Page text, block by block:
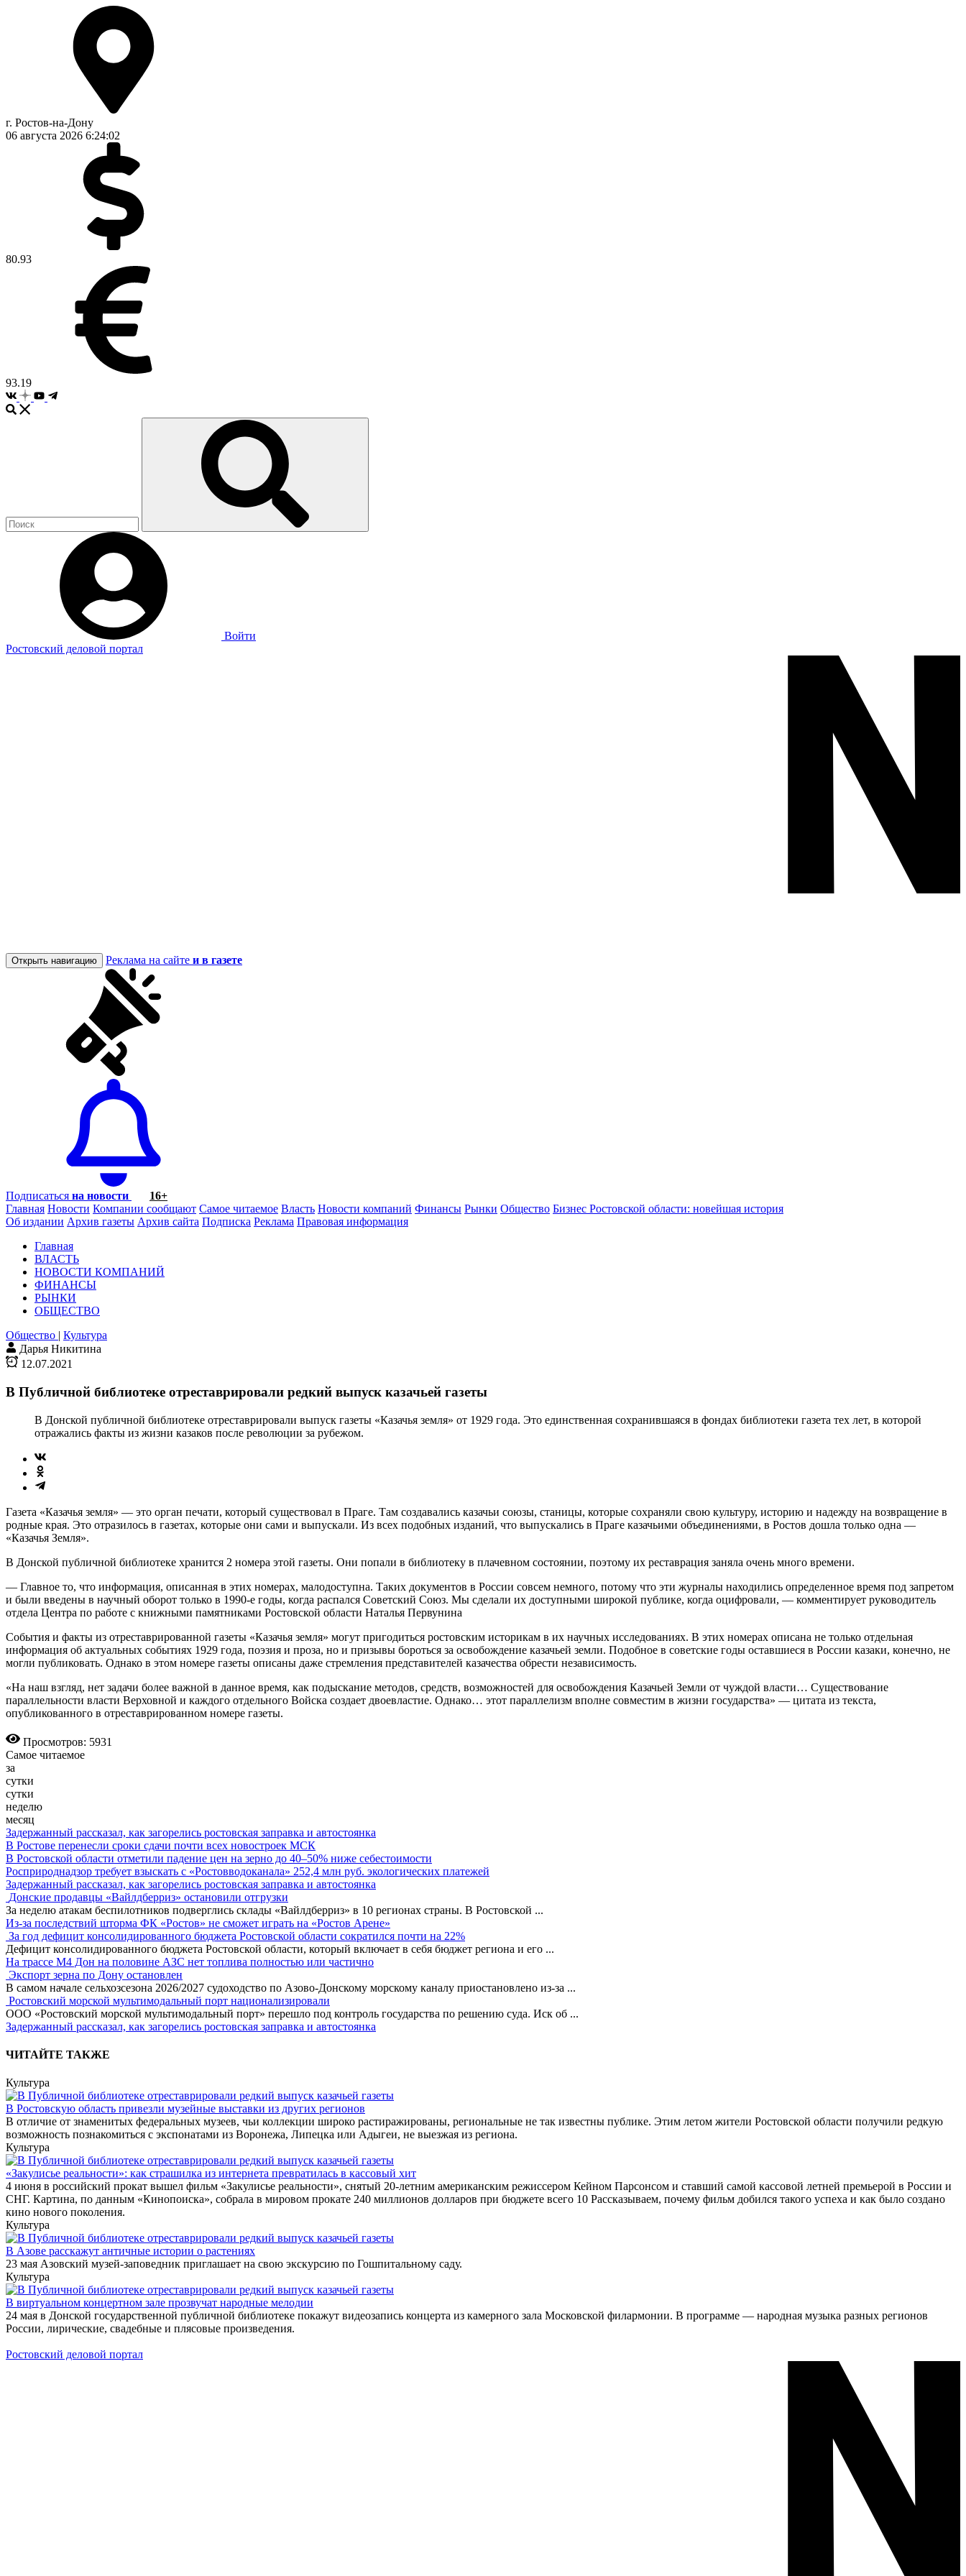
г. Ростов-на-Дону
06 августа 2026 6:24:03
80.93
93.19
Войти
Ростовский деловой портал
Открыть навигацию Реклама на сайте и в газете
Подписаться на новости
16+
Главная Новости Компании сообщают Самое читаемое Власть Новости компаний Финансы Рынки Общество Бизнес Ростовской области: новейшая история
Об издании Архив газеты Архив сайта Подписка Реклама Правовая информация
Главная
ВЛАСТЬ
НОВОСТИ КОМПАНИЙ
ФИНАНСЫ
РЫНКИ
ОБЩЕСТВО
Общество | Культура
Дарья Никитина
12.07.2021
В Публичной библиотеке отреставрировали редкий выпуск казачьей газеты
В Донской публичной библиотеке отреставрировали выпуск газеты «Казачья земля» от 1929 года. Это единственная сохранившаяся в фондах библиотеки газета тех лет, в которой
отражались факты из жизни казаков после революции за рубежом.
Газета «Казачья земля» — это орган печати, который существовал в Праге. Там создавались казачьи союзы, станицы, которые сохраняли свою культуру, историю и надежду на возвращение в
родные края. Это отразилось в газетах, которые они сами и выпускали. Из всех подобных изданий, что выпускались в Праге казачьими объединениями, в Ростов дошла только одна —
«Казачья Земля».
В Донской публичной библиотеке хранится 2 номера этой газеты. Они попали в библиотеку в плачевном состоянии, поэтому их реставрация заняла очень много времени.
— Главное то, что информация, описанная в этих номерах, малодоступна. Таких документов в России совсем немного, потому что эти журналы находились определенное время под запретом
и были введены в научный оборот только в 1990-е годы, когда распался Советский Союз. Мы сделали их доступными широкой публике, когда оцифровали, — комментирует руководитель
отдела Центра по работе с книжными памятниками Ростовской области Наталья Первунина
События и факты из отреставрированной газеты «Казачья земля» могут пригодиться ростовским историкам в их научных исследованиях. В этих номерах описана не только отдельная
информация об актуальных событиях 1929 года, поэзия и проза, но и призывы бороться за освобождение казачьей земли. Подобное в советские годы оставшиеся в России казаки, конечно, не
могли публиковать. Однако в этом номере газеты описаны даже стремления представителей казачества обрести независимость.
«На наш взгляд, нет задачи более важной в данное время, как подыскание методов, средств, возможностей для освобождения Казачьей Земли от чуждой власти… Существование
параллельности власти Верховной и каждого отдельного Войска создает двоевластие. Однако… этот параллелизм вполне совместим в жизни государства» — цитата из текста,
опубликованного в отреставрированном номере газеты.
Просмотров: 5931
Самое читаемое
за
сутки
сутки
неделю
месяц
Задержанный рассказал, как загорелись ростовская заправка и автостоянка
В Ростове перенесли сроки сдачи почти всех новостроек МСК
В Ростовской области отметили падение цен на зерно до 40–50% ниже себестоимости
Росприроднадзор требует взыскать с «Ростовводоканала» 252,4 млн руб. экологических платежей
Задержанный рассказал, как загорелись ростовская заправка и автостоянка
Донские продавцы «Вайлдберриз» остановили отгрузки
За неделю атакам беспилотников подверглись склады «Вайлдберриз» в 10 регионах страны. В Ростовской ...
Из-за последствий шторма ФК «Ростов» не сможет играть на «Ростов Арене»
За год дефицит консолидированного бюджета Ростовской области сократился почти на 22%
Дефицит консолидированного бюджета Ростовской области, который включает в себя бюджет региона и его ...
На трассе М4 Дон на половине АЗС нет топлива полностью или частично
Экспорт зерна по Дону остановлен
В самом начале сельхозсезона 2026/2027 судоходство по Азово-Донскому морскому каналу приостановлено из-за ...
Ростовский морской мультимодальный порт национализировали
ООО «Ростовский морской мультимодальный порт» перешло под контроль государства по решению суда. Иск об ...
Задержанный рассказал, как загорелись ростовская заправка и автостоянка
ЧИТАЙТЕ ТАКЖЕ
Культура
В Ростовскую область привезли музейные выставки из других регионов
В отличие от знаменитых федеральных музеев, чьи коллекции широко растиражированы, региональные не так известны публике. Этим летом жители Ростовской области получили редкую
возможность познакомиться с экспонатами из Воронежа, Липецка или Адыгеи, не выезжая из региона.
Культура
«Закулисье реальности»: как страшилка из интернета превратилась в кассовый хит
4 июня в российский прокат вышел фильм «Закулисье реальности», снятый 20-летним американским режиссером Кейном Парсонсом и ставший самой кассовой летней премьерой в России и
СНГ. Картина, по данным «Кинопоиска», собрала в мировом прокате 240 миллионов долларов при бюджете всего 10 Рассказываем, почему фильм добился такого успеха и как было создано
кино нового поколения.
Культура
В Азове расскажут античные истории о растениях
23 мая Азовский музей-заповедник приглашает на свою экскурсию по Гошпитальному саду.
Культура
В виртуальном концертном зале прозвучат народные мелодии
24 мая в Донской государственной публичной библиотеке покажут видеозапись концерта из камерного зала Московской филармонии. В программе — народная музыка разных регионов
России, лирические, свадебные и плясовые произведения.
Ростовский деловой портал